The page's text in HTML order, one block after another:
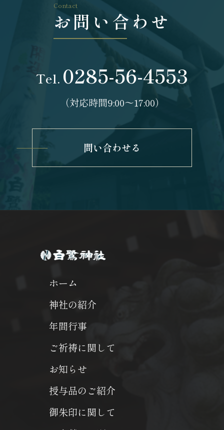
お問い合わせ
Contact
Tel. 0285-56-4553
（対応時間9:00〜17:00）
問い合わせる
ホーム
神社の紹介
年間行事
ご祈祷に関して
お知らせ
授与品のご紹介
御朱印に関して